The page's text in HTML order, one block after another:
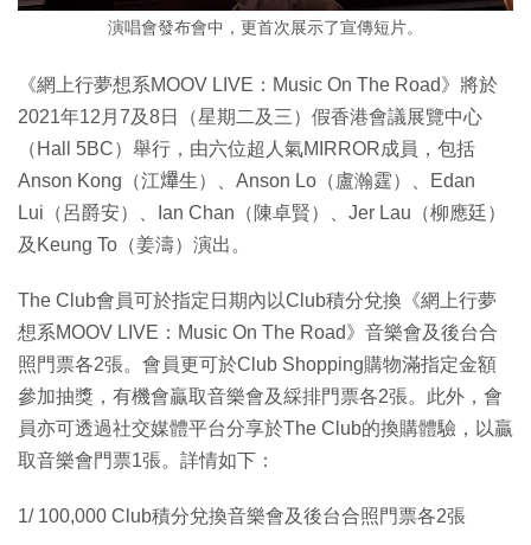
演唱會發布會中，更首次展示了宣傳短片。
《網上行夢想系MOOV LIVE：Music On The Road》將於
2021年12月7及8日（星期二及三）假香港會議展覽中心
（Hall 5BC）舉行，由六位超人氣MIRROR成員，包括
Anson Kong（江𤒹生）、Anson Lo（盧瀚霆）、Edan
Lui（呂爵安）、Ian Chan（陳卓賢）、Jer Lau（柳應廷）
及Keung To（姜濤）演出。
The Club會員可於指定日期內以Club積分兌換《網上行夢
想系MOOV LIVE：Music On The Road》音樂會及後台合
照門票各2張。會員更可於Club Shopping購物滿指定金額
參加抽獎，有機會贏取音樂會及綵排門票各2張。此外，會
員亦可透過社交媒體平台分享於The Club的換購體驗，以贏
取音樂會門票1張。詳情如下：
1/ 100,000 Club積分兌換音樂會及後台合照門票各2張